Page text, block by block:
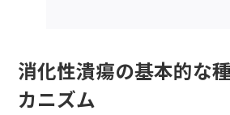
消化性潰瘍の基本的な
カニズム